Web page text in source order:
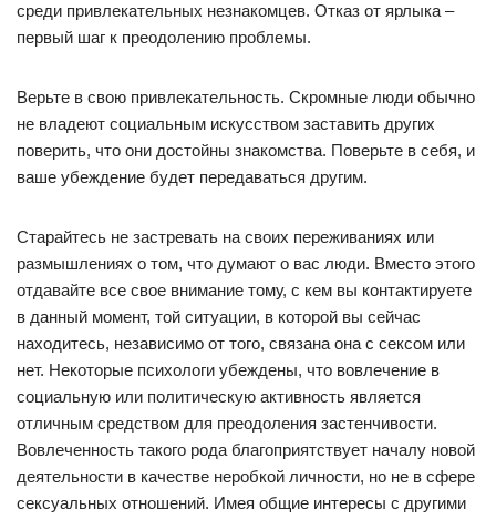
среди привлекательных незнакомцев. Отказ от ярлыка –
первый шаг к преодолению проблемы.
Верьте в свою привлекательность. Скромные люди обычно
не владеют социальным искусством заставить других
поверить, что они достойны знакомства. Поверьте в себя, и
ваше убеждение будет передаваться другим.
Старайтесь не застревать на своих переживаниях или
размышлениях о том, что думают о вас люди. Вместо этого
отдавайте все свое внимание тому, с кем вы контактируете
в данный момент, той ситуации, в которой вы сейчас
находитесь, независимо от того, связана она с сексом или
нет. Некоторые психологи убеждены, что вовлечение в
социальную или политическую активность является
отличным средством для преодоления застенчивости.
Вовлеченность такого рода благоприятствует началу новой
деятельности в качестве неробкой личности, но не в сфере
сексуальных отношений. Имея общие интересы с другими